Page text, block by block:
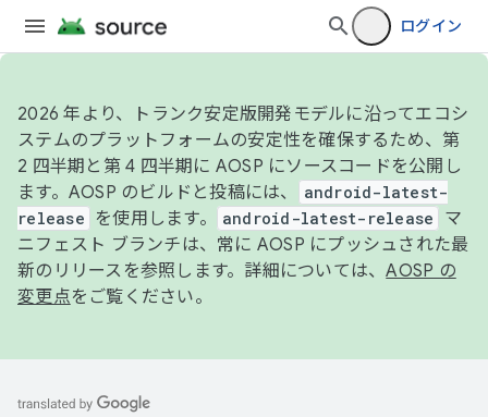
ログイン
2026 年より、トランク安定版開発モデルに沿ってエコシ
ステムのプラットフォームの安定性を確保するため、第
2 四半期と第 4 四半期に AOSP にソースコードを公開し
ます。AOSP のビルドと投稿には、
android-latest-
release
を使用します。 android-latest-release
マ
ニフェスト ブランチは、常に AOSP にプッシュされた最
新のリリースを参照します。詳細については、AOSP の
変更点をご覧ください。